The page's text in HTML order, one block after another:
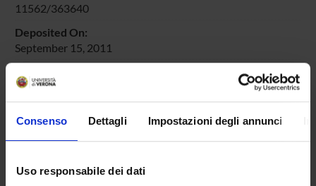
Consenso Dettagli Impostazioni degli annunci
Uso responsabile dei dati
11562/363640
Deposited On:
September 15, 2011
November 15, 2022
Nocini, Pier Francesco;Albanese, Massimo;Bedogni,
Alberto;Bertossi, Dario,Chirurgia estetica piezoelettrica.
Firenze,2011,pp. 523-547